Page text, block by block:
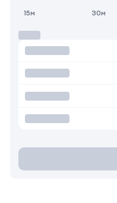
15м 30м